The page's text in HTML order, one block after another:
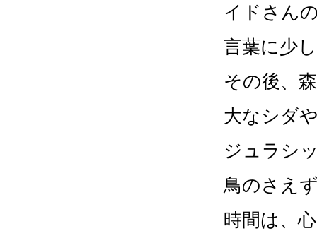
イドさん
言葉に少
その後、
大なシダ
ジュラシ
鳥のさえ
時間は、